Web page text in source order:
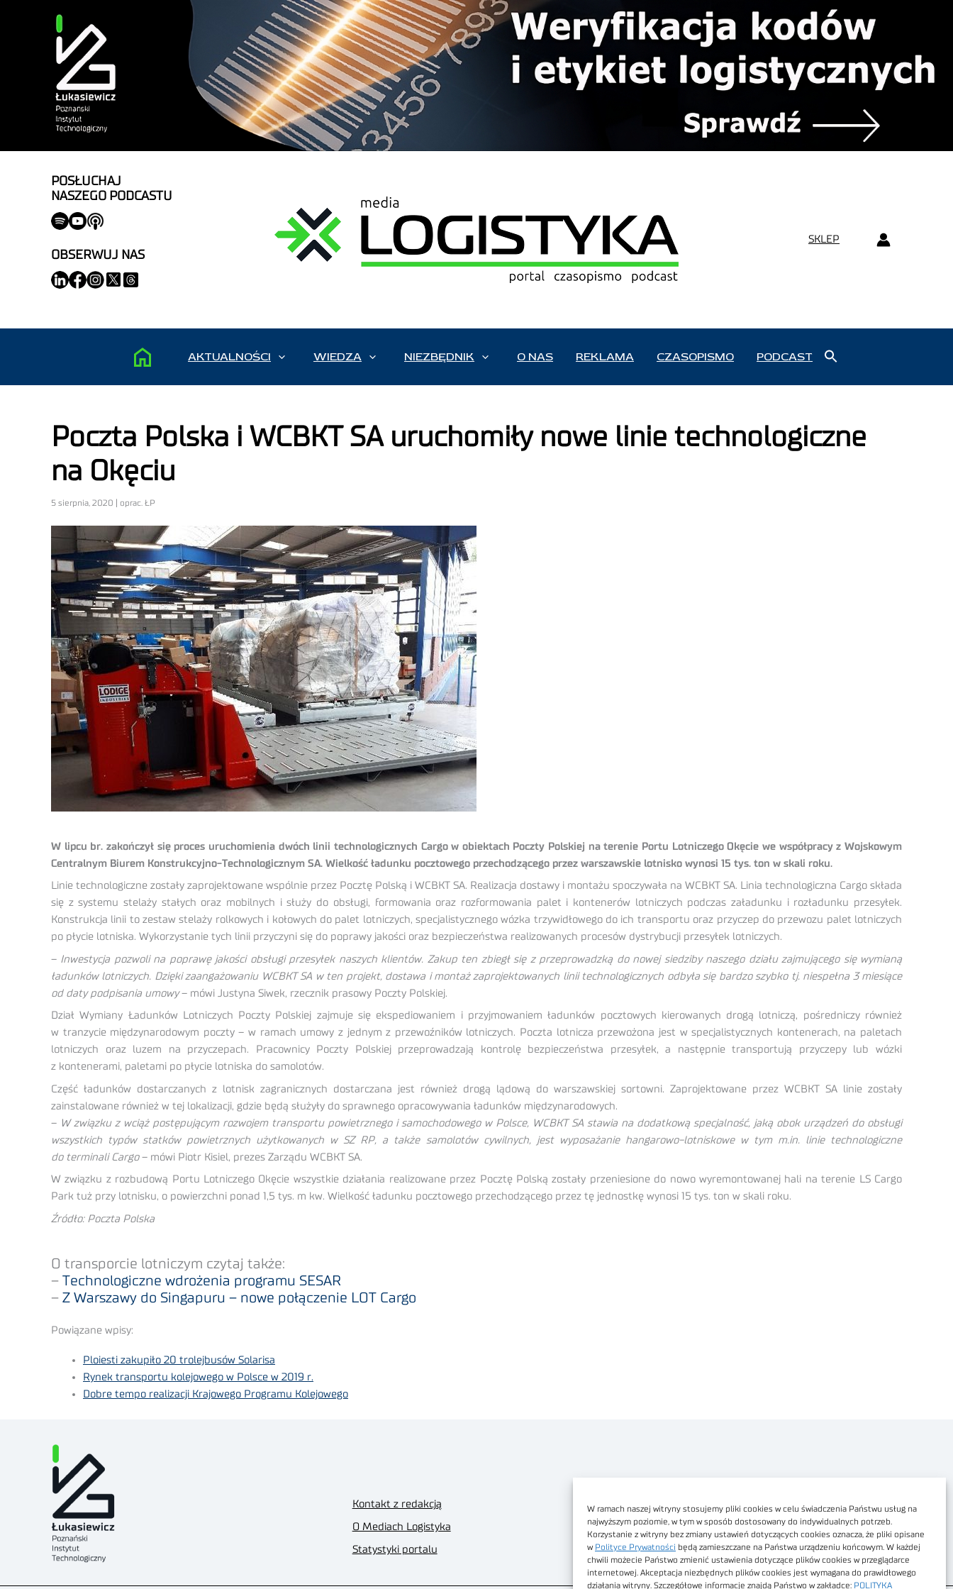
W ramach naszej witryny stosujemy pliki cookies w celu świadczenia Państwu usług na
najwyższym poziomie, w tym w sposób dostosowany do indywidualnych potrzeb.
Korzystanie z witryny bez zmiany ustawień dotyczących cookies oznacza, że pliki opisane
w Polityce Prywatności będą zamieszczane na Państwa urządzeniu końcowym. W każdej
chwili możecie Państwo zmienić ustawienia dotyczące plików cookies w przeglądarce
internetowej. Akceptacja niezbędnych plików cookies jest wymagana do prawidłowego
działania witryny. Szczegółowe informacje znajdą Państwo w zakładce: POLITYKA
POSŁUCHAJ
NASZEGO PODCASTU
OBSERWUJ NAS
SKLEP
AKTUALNOŚCI WIEDZA NIEZBĘDNIK O NAS REKLAMA CZASOPISMO PODCAST
Poczta Polska i WCBKT SA uruchomiły nowe linie technologiczne
na Okęciu
5 sierpnia, 2020 | oprac. ŁP
W lipcu br. zakończył się proces uruchomienia dwóch linii technologicznych Cargo w obiektach Poczty Polskiej na terenie Portu Lotniczego Okęcie we współpracy z Wojskowym
Centralnym Biurem Konstrukcyjno-Technologicznym SA. Wielkość ładunku pocztowego przechodzącego przez warszawskie lotnisko wynosi 15 tys. ton w skali roku.
Linie technologiczne zostały zaprojektowane wspólnie przez Pocztę Polską i WCBKT SA. Realizacja dostawy i montażu spoczywała na WCBKT SA. Linia technologiczna Cargo składa
się z systemu stelaży stałych oraz mobilnych i służy do obsługi, formowania oraz rozformowania palet i kontenerów lotniczych podczas załadunku i rozładunku przesyłek.
Konstrukcja linii to zestaw stelaży rolkowych i kołowych do palet lotniczych, specjalistycznego wózka trzywidłowego do ich transportu oraz przyczep do przewozu palet lotniczych
po płycie lotniska. Wykorzystanie tych linii przyczyni się do poprawy jakości oraz bezpieczeństwa realizowanych procesów dystrybucji przesyłek lotniczych.
– Inwestycja pozwoli na poprawę jakości obsługi przesyłek naszych klientów. Zakup ten zbiegł się z przeprowadzką do nowej siedziby naszego działu zajmującego się wymianą
ładunków lotniczych. Dzięki zaangażowaniu WCBKT SA w ten projekt, dostawa i montaż zaprojektowanych linii technologicznych odbyła się bardzo szybko tj. niespełna 3 miesiące
od daty podpisania umowy– mówi Justyna Siwek, rzecznik prasowy Poczty Polskiej.
Dział Wymiany Ładunków Lotniczych Poczty Polskiej zajmuje się ekspediowaniem i przyjmowaniem ładunków pocztowych kierowanych drogą lotniczą, pośredniczy również
w tranzycie międzynarodowym poczty – w ramach umowy z jednym z przewoźników lotniczych. Poczta lotnicza przewożona jest w specjalistycznych kontenerach, na paletach
lotniczych oraz luzem na przyczepach. Pracownicy Poczty Polskiej przeprowadzają kontrolę bezpieczeństwa przesyłek, a następnie transportują przyczepy lub wózki
z kontenerami, paletami po płycie lotniska do samolotów.
Część ładunków dostarczanych z lotnisk zagranicznych dostarczana jest również drogą lądową do warszawskiej sortowni. Zaprojektowane przez WCBKT SA linie zostały
zainstalowane również w tej lokalizacji, gdzie będą służyły do sprawnego opracowywania ładunków międzynarodowych.
– W związku z wciąż postępującym rozwojem transportu powietrznego i samochodowego w Polsce, WCBKT SA stawia na dodatkową specjalność, jaką obok urządzeń do obsługi
wszystkich typów statków powietrznych użytkowanych w SZ RP, a także samolotów cywilnych, jest wyposażanie hangarowo-lotniskowe w tym m.in. linie technologiczne
do terminali Cargo– mówi Piotr Kisiel, prezes Zarządu WCBKT SA.
W związku z rozbudową Portu Lotniczego Okęcie wszystkie działania realizowane przez Pocztę Polską zostały przeniesione do nowo wyremontowanej hali na terenie LS Cargo
Park tuż przy lotnisku, o powierzchni ponad 1,5 tys. m kw. Wielkość ładunku pocztowego przechodzącego przez tę jednostkę wynosi 15 tys. ton w skali roku.
Źródło: Poczta Polska
O transporcie lotniczym czytaj także:
– Technologiczne wdrożenia programu SESAR
– Z Warszawy do Singapuru – nowe połączenie LOT Cargo
Powiązane wpisy:
Ploiesti zakupiło 20 trolejbusów Solarisa
Rynek transportu kolejowego w Polsce w 2019 r.
Dobre tempo realizacji Krajowego Programu Kolejowego
Kontakt z redakcją
O Mediach Logistyka
Statystyki portalu
Dostępność cyfrowa
Regulamin Portalu
Regulamin sklepu